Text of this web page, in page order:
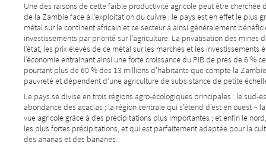
Une des raisons de cette faible productivité agricole peut être cherchée
de la Zambie face à l’exploitation du cuivre : le pays est en effet le plus
métal sur le continent africain et ce secteur a ainsi généralement
investissements par priorité sur l’agriculture. La privatisation des mines
l’état, les prix élevés de ce métal sur les marchés et les investissements
l’économie entrainant ainsi une forte croissance du PIB de près de 6 %
pourtant plus de 60 % des 13 millions d’habitants que compte la
pauvreté et dépendent d’une agriculture de subsistance de petite
Le pays se divise en trois régions agro-écologiques principales : le sud-
abondance des acacias ; la région centrale qui s’étend d’est en ouest –
vue agricole grâce à des précipitations plus importantes ; et enfin le
les plus fortes précipitations, et qui est parfaitement adaptée pour la
des ananas et des bananes.